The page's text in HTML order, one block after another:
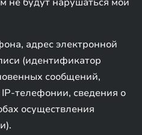
адрес электронной
(идентификатор
сообщений,
телефонии, сведения о
осуществления